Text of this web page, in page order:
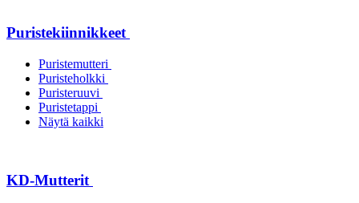
Puristekiinnikkeet
Puristemutteri
Puristeholkki
Puristeruuvi
Puristetappi
Näytä kaikki
KD-Mutterit